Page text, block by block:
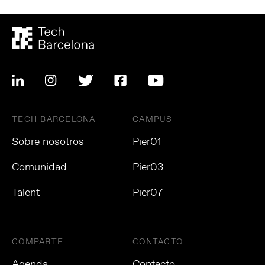
TECH BARCELONA
Sobre nosotros
Comunidad
Talent
CAMPUS
Pier01
Pier03
Pier07
COMPARTE CONTACTO